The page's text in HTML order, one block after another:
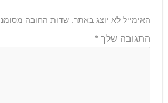
האימייל לא יוצג באתר. שדות החובה
התגובה שלך *